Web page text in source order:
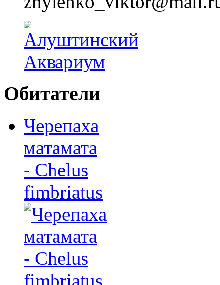
Обитатели
Черепаха
матамата
- Chelus
fimbriatus